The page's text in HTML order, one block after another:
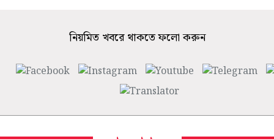
নিয়মিত খবরে থাকতে ফলো করুন